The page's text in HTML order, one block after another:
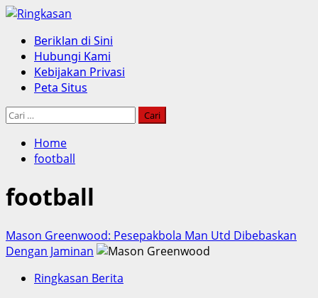
Skip
content
Primary
Menu
Beriklan di Sini
Hubungi Kami
Kebijakan Privasi
Peta Situs
Cari
Home
football
football
Mason Greenwood: Pesepakbola Man Utd Dibebaskan
Dengan Jaminan
Ringkasan Berita